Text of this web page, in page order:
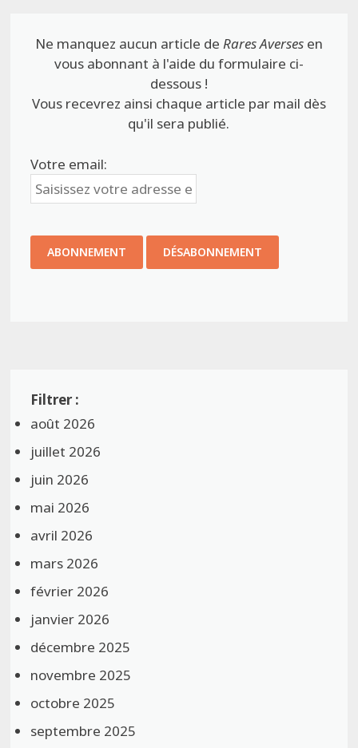
Ne manquez aucun article de Rares Aversesen
vous abonnant à l'aide du formulaire ci-
dessous !
Vous recevrez ainsi chaque article par mail dès
qu'il sera publié.
Votre email:
août 2026
juillet 2026
juin 2026
mai 2026
avril 2026
mars 2026
février 2026
janvier 2026
décembre 2025
novembre 2025
octobre 2025
septembre 2025